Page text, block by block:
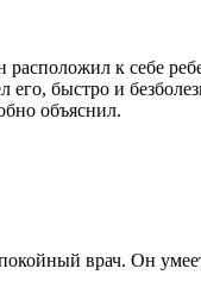
к себе
его, быстро и
объяснил.
врач. Он